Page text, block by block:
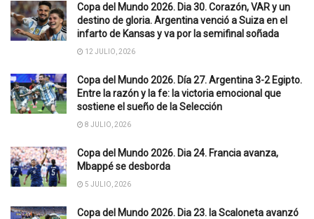
Copa del Mundo 2026. Dia 30. Corazón, VAR y un
destino de gloria. Argentina venció a Suiza en el
infarto de Kansas y va por la semifinal soñada
12 JULIO, 2026
Copa del Mundo 2026. Día 27. Argentina 3-2 Egipto.
Entre la razón y la fe: la victoria emocional que
sostiene el sueño de la Selección
8 JULIO, 2026
Copa del Mundo 2026. Dia 24. Francia avanza,
Mbappé se desborda
5 JULIO, 2026
Copa del Mundo 2026. Dia 23. la Scaloneta avanzó